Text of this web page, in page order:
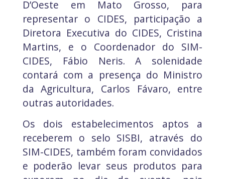
D’Oeste em Mato Grosso, para
representar o CIDES, participação a
Diretora Executiva do CIDES, Cristina
Martins, e o Coordenador do SIM-
CIDES, Fábio Neris. A solenidade
contará com a presença do Ministro
da Agricultura, Carlos Fávaro, entre
outras autoridades.
Os dois estabelecimentos aptos a
receberem o selo SISBI, através do
SIM-CIDES, também foram convidados
e poderão levar seus produtos para